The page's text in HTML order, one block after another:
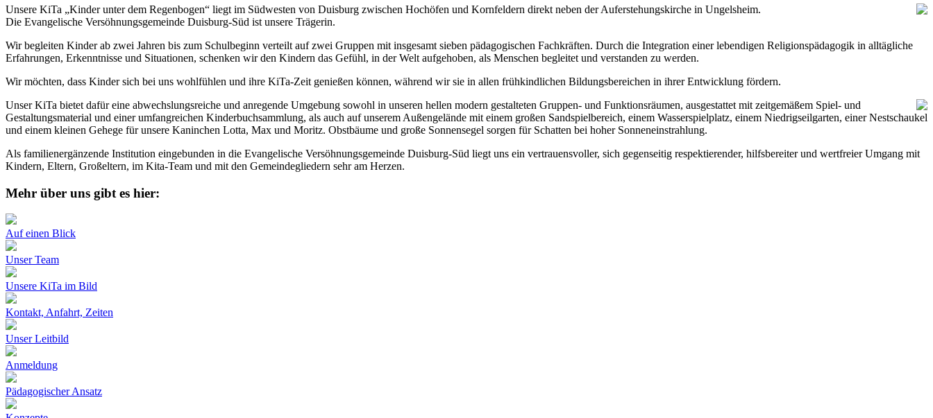
Unsere KiTa „Kinder unter dem Regenbogen“ liegt im Südwesten von Duisburg zwischen Hochöfen und Kornfeldern direkt neben der Auferstehungskirche in Ungelsheim.
Die Evangelische Versöhnungsgemeinde Duisburg-Süd ist unsere Trägerin.
Wir begleiten Kinder ab zwei Jahren bis zum Schulbeginn verteilt auf zwei Gruppen mit insgesamt sieben pädagogischen Fachkräften. Durch die Integration einer lebendigen Religionspädagogik in alltägliche
Erfahrungen, Erkenntnisse und Situationen, schenken wir den Kindern das Gefühl, in der Welt aufgehoben, als Menschen begleitet und verstanden zu werden.
Wir möchten, dass Kinder sich bei uns wohlfühlen und ihre KiTa-Zeit genießen können, während wir sie in allen frühkindlichen Bildungsbereichen in ihrer Entwicklung fördern.
Unser KiTa bietet dafür eine abwechslungsreiche und anregende Umgebung sowohl in unseren hellen modern gestalteten Gruppen- und Funktionsräumen, ausgestattet mit zeitgemäßem Spiel- und
Gestaltungsmaterial und einer umfangreichen Kinderbuchsammlung, als auch auf unserem Außengelände mit einem großen Sandspielbereich, einem Wasserspielplatz, einem Niedrigseilgarten, einer Nestschaukel
und einem kleinen Gehege für unsere Kaninchen Lotta, Max und Moritz. Obstbäume und große Sonnensegel sorgen für Schatten bei hoher Sonneneinstrahlung.
Als familienergänzende Institution eingebunden in die Evangelische Versöhnungsgemeinde Duisburg-Süd liegt uns ein vertrauensvoller, sich gegenseitig respektierender, hilfsbereiter und wertfreier Umgang mit
Kindern, Eltern, Großeltern, im Kita-Team und mit den Gemeindegliedern sehr am Herzen.
Mehr über uns gibt es hier:
Auf einen Blick
Unser Team
Unsere KiTa im Bild
Kontakt, Anfahrt, Zeiten
Unser Leitbild
Anmeldung
Pädagogischer Ansatz